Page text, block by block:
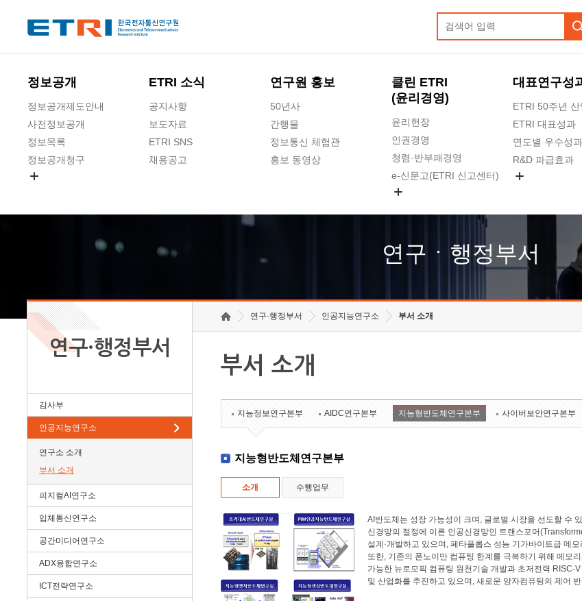
정보공개
정보공개제도안내
사전정보공개
정보목록
정보공개청구
ETRI 소식
공지사항
보도자료
ETRI SNS
채용공고
연구원 홍보
50년사
간행물
정보통신 체험관
홍보 동영상
클린 ETRI
(윤리경영)
윤리헌장
인권경영
청렴·반부패경영
e-신문고(ETRI 신고센터)
고객의소리
수의계약 현황
대표연구성
ETRI 50주년
ETRI 대표성과
연도별 우수성과
R&D 파급효과
연구ㆍ행정부서
연구·행정부서
감사부
인공지능연구소
연구소 소개
부서 소개
피지컬AI연구소
입체통신연구소
공간미디어연구소
ADX융합연구소
ICT전략연구소
연구·행정부서 인공지능연구소 부서 소개
부서 소개
지능정보연구본부 AIDC연구본부 지능형반도체연구본부 사이버보안연구본부
지능형반도체연구본부
소개 수행업무
AI반도체는 성장 가능성이 크며, 글로벌 시장을 선도할 수
신경망의 절정에 이른 인공신경망인 트랜스포머
설계·개발하고 있으며, 페타플롭스 성능 기가바이트급 메
또한, 기존의 폰노이만 컴퓨팅 한계를 극복하기 위해 메모
가능한 뉴로모픽 컴퓨팅 원천기술 개발과 초저전력 RISC-
및 산업화를 추진하고 있으며, 새로운 양자컴퓨팅의 제어